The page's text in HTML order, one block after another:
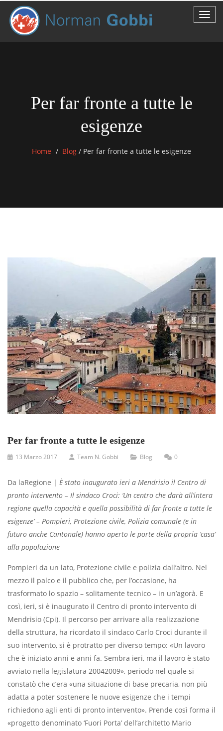
Per far fronte a tutte le
esigenze
Home Blog / Per far fronte a tutte le esigenze
Per far fronte a tutte le esigenze
13 Marzo 2017 Team N. Gobbi Blog 0
Da laRegione | È stato inaugurato ieri a Mendrisio il Centro di
pronto intervento – Il sindaco Croci: ‘Un centro che darà all’intera
regione quella capacità e quella possibilità di far fronte a tutte le
esigenze’ – Pompieri, Protezione civile, Polizia comunale (e in
futuro anche Cantonale) hanno aperto le porte della propria ‘casa’
alla popolazione
Pompieri da un lato, Protezione civile e polizia dall’altro. Nel
mezzo il palco e il pubblico che, per l’occasione, ha
trasformato lo spazio – solitamente tecnico – in un’agorà. E
così, ieri, si è inaugurato il Centro di pronto intervento di
Mendrisio (Cpi). Il percorso per arrivare alla realizzazione
della struttura, ha ricordato il sindaco Carlo Croci durante il
suo intervento, si è protratto per diverso tempo: «Un lavoro
che è iniziato anni e anni fa. Sembra ieri, ma il lavoro è stato
avviato nella legislatura 20042009», periodo nel quale si
constatò che c’era «una situazione di base precaria, non più
adatta a poter sostenere le nuove esigenze che i tempi
richiedono agli enti di pronto intervento». Prende così forma il
«progetto denominato ‘Fuori Porta’ dell’architetto Mario